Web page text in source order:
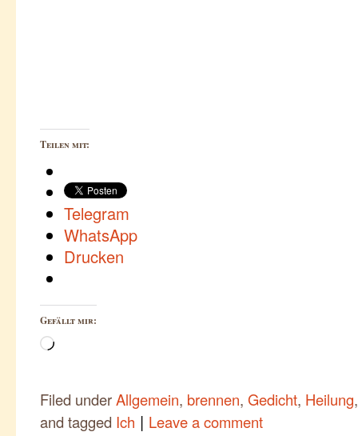
Teilen mit:
Telegram
WhatsApp
Drucken
Gefällt mir:
Wird
Filed underAllgemein, brennen, Gedicht, Heilung
and tagged Ich | Leave a comment